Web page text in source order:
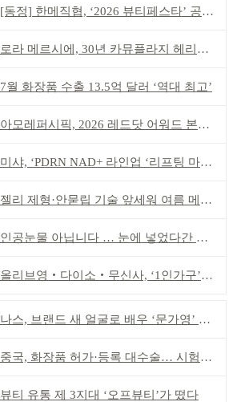
[동정] 한메직협, ‘2026 뷰티페스타’ 공동 주최
로라 메르시에, 30년 카뮤플라지 헤리티지 담아
7월 화장품 수출 13.5억 달러 ‘역대 최고’
아모레퍼시픽, 2026 레드닷 어워드 본상 2개 수상
미샤, ‘PDRN NAD+ 라인업 ‘리프팅 마스크’ 출시
젤리 제형·안묻립 기술 앞세워 여름 메이크업 시장 공략
인공눈물 아닙니다 … 눈에 넣었다간 각막 손상
올리브영‧다이소‧무신사, ‘1인가구’가 이끈다
나스, 브랜드 새 얼굴로 배우 ‘문가영’ 발탁
중국, 화장품 허가·등록 대수술… 시험자료 공용 허용
뷰티 유통 제 3지대 ‘오프뷰티’가 떴다